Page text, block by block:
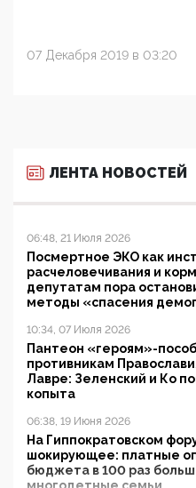
07 Декабря 2019 в 03:20
ЛЕНТА НОВОСТЕЙ
06:48, 21 Июля 2026
Посмертное ЭКО как
расчеловечивания и
депутатам пора
методы «спасения
10:34, 07 Июля 2026
Пантеон «героям»-
противникам
Лавре: Зеленский и Ко
копыта
06:38, 19 Июня 2026
На Гиппократовском
шокирующее: платные
бюджета в 100 раз